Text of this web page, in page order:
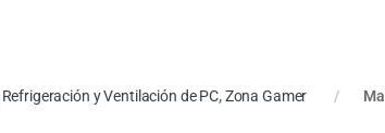
Refrigeración y Ventilación de PC,Zona Gamer